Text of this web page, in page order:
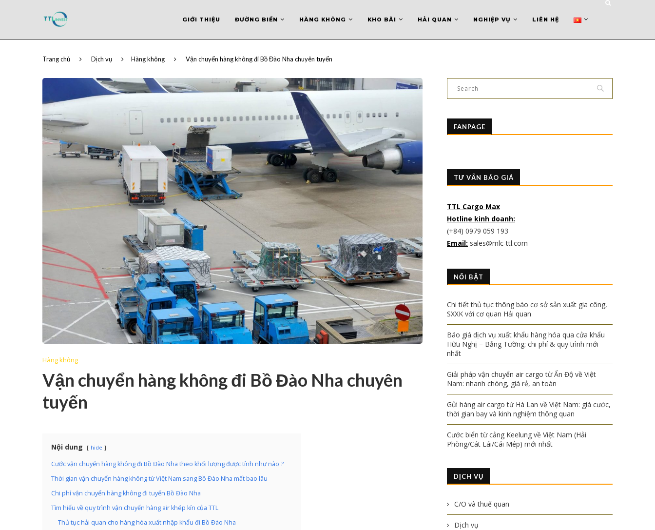
GIỚI THIỆU ĐƯỜNG BIỂN HÀNG KHÔNG KHO BÃI HẢI QUAN NGHIỆP VỤ LIÊN HỆ
Trang chủ Dịch vụ Hàng không Vận chuyển hàng không đi Bồ Đào Nha chuyên tuyến
Hàng không
Vận chuyển hàng không đi Bồ Đào Nha chuyên
tuyến
Nội dung hide
Cước vận chuyển hàng không đi Bồ Đào Nha theo khối lượng được tính như nào ?
Thời gian vận chuyển hàng không từ Việt Nam sang Bồ Đào Nha mất bao lâu
Chi phí vận chuyển hàng không đi tuyến Bồ Đào Nha
Tìm hiểu về quy trình vận chuyển hàng air khép kín của TTL
Thủ tục hải quan cho hàng hóa xuất nhập khẩu đi Bồ Đào Nha
FANPAGE
TƯ VẤN BÁO GIÁ
TTL Cargo Max
Hotline kinh doanh:
(+84) 0979 059 193
Email: sales@mlc-ttl.com
NỔI BẬT
Chi tiết thủ tục thông báo cơ sở sản xuất gia công,
SXXK với cơ quan Hải quan
Báo giá dịch vụ xuất khẩu hàng hóa qua cửa khẩu
Hữu Nghị – Bằng Tường: chi phí & quy trình mới
nhất
Giải pháp vận chuyển air cargo từ Ấn Độ về Việt
Nam: nhanh chóng, giá rẻ, an toàn
Gửi hàng air cargo từ Hà Lan về Việt Nam: giá cước,
thời gian bay và kinh nghiệm thông quan
Cước biển từ cảng Keelung về Việt Nam (Hải
Phòng/Cát Lái/Cái Mép) mới nhất
DỊCH VỤ
C/O và thuế quan
Dịch vụ